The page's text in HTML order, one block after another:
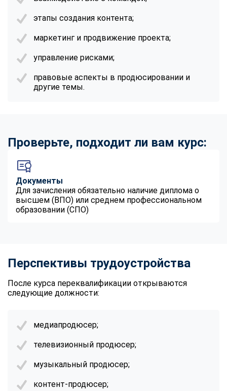
этапы создания контента;
маркетинг и продвижение проекта;
управление рисками;
правовые аспекты в продюсировании и
другие темы.
Проверьте, подходит ли вам курс:
Документы
Для зачисления обязательно наличие диплома о
высшем (ВПО) или среднем профессиональном
образовании (СПО)
Перспективы трудоустройства
После курса переквалификации открываются
следующие должности:
медиапродюсер;
телевизионный продюсер;
музыкальный продюсер;
контент-продюсер;
online
Мессенджеры
Свяжитесь с нами через любой удобный мессенджер!
Telegram
Vkontakte